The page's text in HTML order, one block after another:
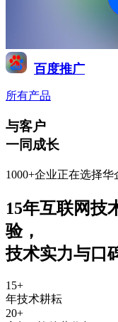
百度推广
所有产品
与客户
一同成长
1000+企业正在选择华
15年互联网技
验，
技术实力与口
15+
年技术耕耘
20+